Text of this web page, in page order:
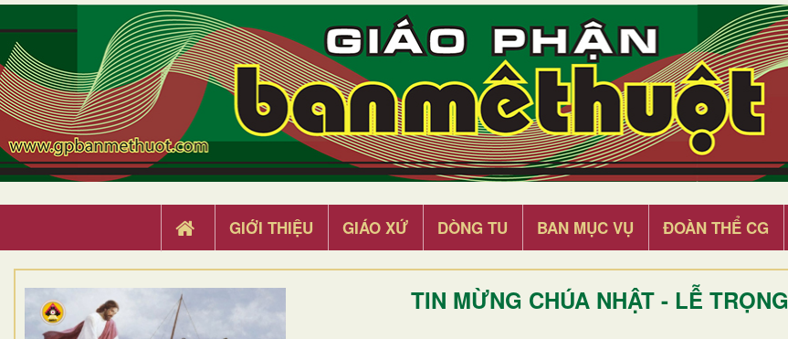
GIỚI THIỆU GIÁO XỨ DÒNG TU BAN MỤC VỤ ĐOÀN THỂ CG
TIN MỪNG CHÚA NHẬT - LỄ TRỌNG